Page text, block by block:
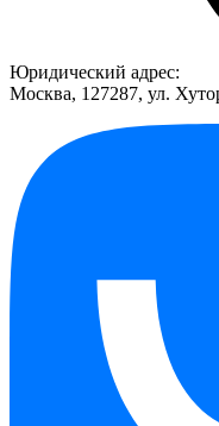
Юридический адрес:
Москва, 127287, ул.